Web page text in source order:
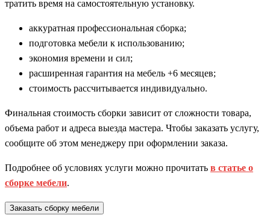
тратить время на самостоятельную установку.
аккуратная профессиональная сборка;
подготовка мебели к использованию;
экономия времени и сил;
расширенная гарантия на мебель +6 месяцев;
стоимость рассчитывается индивидуально.
Финальная стоимость сборки зависит от сложности товара,
объема работ и адреса выезда мастера. Чтобы заказать услугу,
сообщите об этом менеджеру при оформлении заказа.
Подробнее об условиях услуги можно прочитать в статье о
сборке мебели.
Заказать сборку мебели